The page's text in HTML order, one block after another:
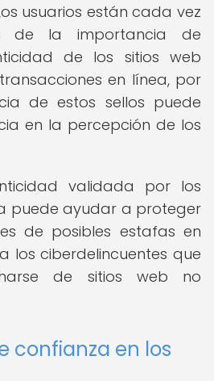
usuarios están cada vez
de la importancia de
de los sitios web
en línea, por
de estos sellos puede
en la percepción de los
validada por los
puede ayudar a proteger
de posibles estafas en
los ciberdelincuentes que
de sitios web no
confianza en los